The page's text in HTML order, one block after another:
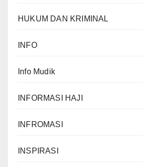
HUKUM DAN KRIMINAL
INFO
Info Mudik
INFORMASI HAJI
INFROMASI
INSPIRASI